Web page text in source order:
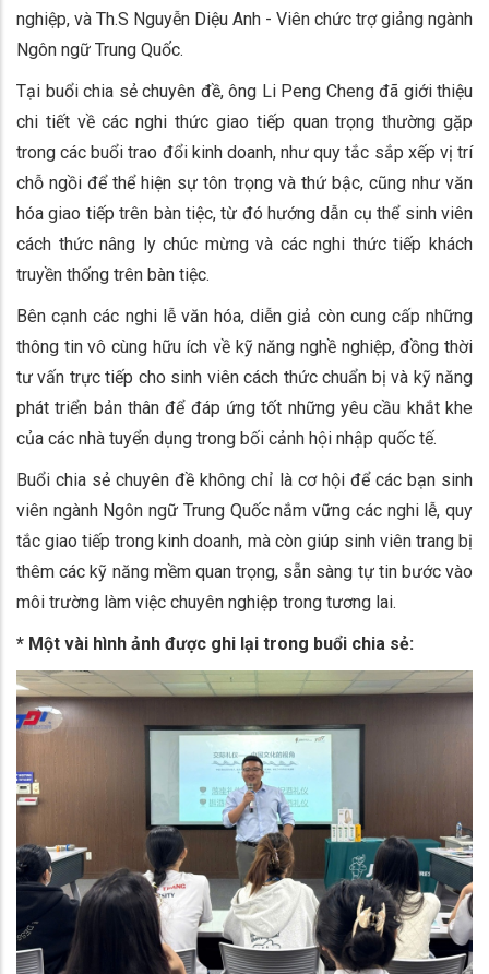
nghiệp, và Th.S Nguyễn Diệu Anh - Viên chức trợ giảng ngành
Ngôn ngữ Trung Quốc.
Tại buổi chia sẻ chuyên đề, ông Li Peng Cheng đã giới thiệu
chi tiết về các nghi thức giao tiếp quan trọng thường gặp
trong các buổi trao đổi kinh doanh, như quy tắc sắp xếp vị trí
chỗ ngồi để thể hiện sự tôn trọng và thứ bậc, cũng như văn
hóa giao tiếp trên bàn tiệc, từ đó hướng dẫn cụ thể sinh viên
cách thức nâng ly chúc mừng và các nghi thức tiếp khách
truyền thống trên bàn tiệc.
Bên cạnh các nghi lễ văn hóa, diễn giả còn cung cấp những
thông tin vô cùng hữu ích về kỹ năng nghề nghiệp, đồng thời
tư vấn trực tiếp cho sinh viên cách thức chuẩn bị và kỹ năng
phát triển bản thân để đáp ứng tốt những yêu cầu khắt khe
của các nhà tuyển dụng trong bối cảnh hội nhập quốc tế.
Buổi chia sẻ chuyên đề không chỉ là cơ hội để các bạn sinh
viên ngành Ngôn ngữ Trung Quốc nắm vững các nghi lễ, quy
tắc giao tiếp trong kinh doanh, mà còn giúp sinh viên trang bị
thêm các kỹ năng mềm quan trọng, sẵn sàng tự tin bước vào
môi trường làm việc chuyên nghiệp trong tương lai.
* Một vài hình ảnh được ghi lại trong buổi chia sẻ: